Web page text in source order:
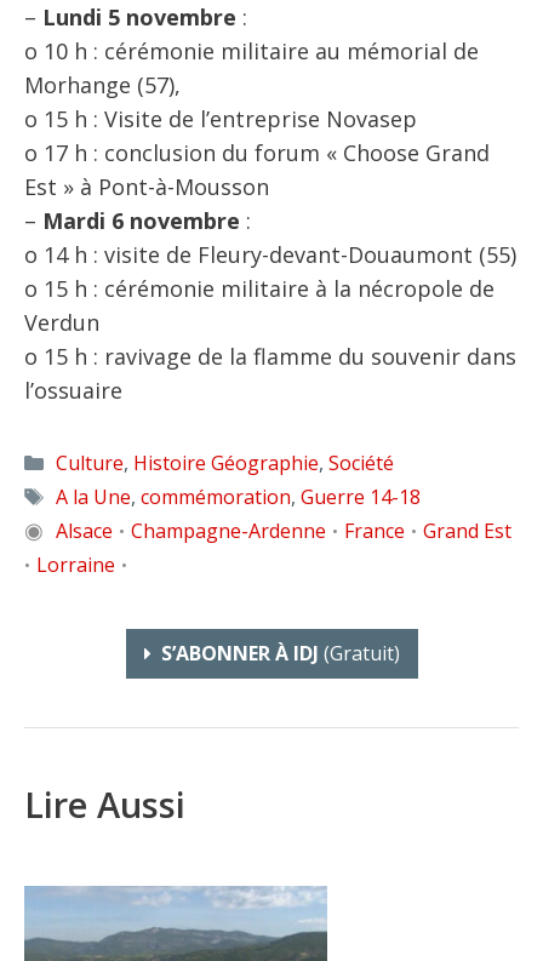
– Lundi 5 novembre :
o 10 h : cérémonie militaire au mémorial de
Morhange (57),
o 15 h : Visite de l’entreprise Novasep
o 17 h : conclusion du forum « Choose Grand
Est » à Pont-à-Mousson
– Mardi 6 novembre :
o 14 h : visite de Fleury-devant-Douaumont (55)
o 15 h : cérémonie militaire à la nécropole de
Verdun
o 15 h : ravivage de la flamme du souvenir dans
l’ossuaire
Catégories
Culture, Histoire Géographie, Société
Étiquettes
A la Une, commémoration, Guerre 14-18
◉ Alsace • Champagne-Ardenne • France • Grand Est
• Lorraine •
S’ABONNER À IDJ (gratuit)
Lire Aussi